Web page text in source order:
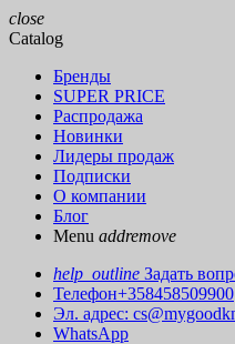
close
Catalog
Бренды
SUPER PRICE
Распродажа
Новинки
Лидеры продаж
Подписки
О компании
Блог
Menu addremove
help_outline Задать
Телефон+358458509900
Эл. адрес:
WhatsApp